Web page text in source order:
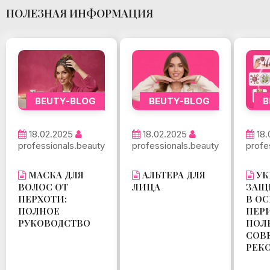
ПОЛЕЗНАЯ ИНФОРМАЦИЯ
BEUTY-BLOG
18.02.2025
professionals.beauty
МАСКА ДЛЯ
ВОЛОС ОТ
ПЕРХОТИ:
ПОЛНОЕ
РУКОВОДСТВО
BEUTY-BLOG
18.02.2025
professionals.beauty
АЛЬТЕРА ДЛЯ
ЛИЦА
В